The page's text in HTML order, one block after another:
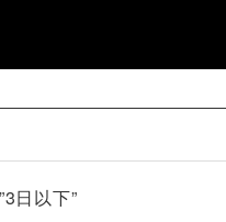
日以下”